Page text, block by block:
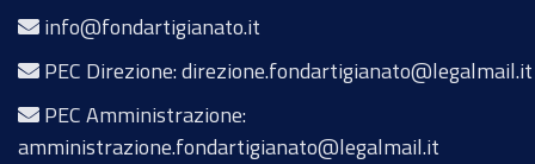
info@fondartigianato.it
PEC Direzione: direzione.fondartigianato@legalmail.it
PEC Amministrazione:
amministrazione.fondartigianato@legalmail.it